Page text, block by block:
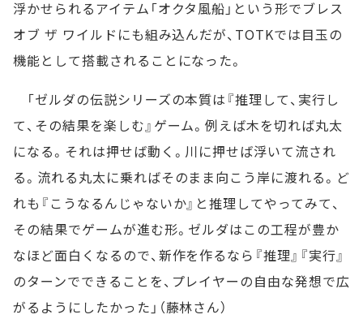
浮かせられるアイテム「オクタ風船」という形でブレス
オブ ザ ワイルドにも組み込んだが、TOTKでは目玉の
機能として搭載されることになった。
「ゼルダの伝説シリーズの本質は『推理して、実行し
て、その結果を楽しむ』ゲーム。例えば木を切れば丸太
になる。それは押せば動く。川に押せば浮いて流され
る。流れる丸太に乗ればそのまま向こう岸に渡れる。ど
れも『こうなるんじゃないか』と推理してやってみて、
その結果でゲームが進む形。ゼルダはこの工程が豊か
なほど面白くなるので、新作を作るなら『推理』『実行』
のターンでできることを、プレイヤーの自由な発想で広
がるようにしたかった」（藤林さん）